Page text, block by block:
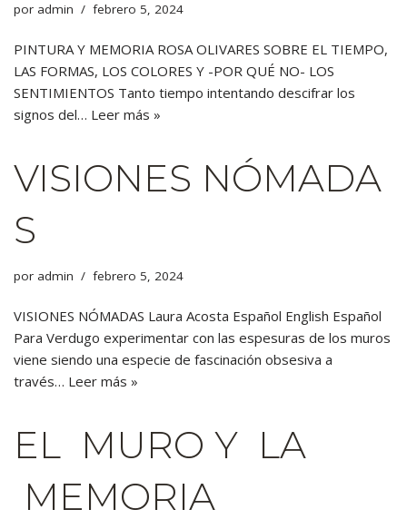
por admin febrero 5, 2024
PINTURA Y MEMORIA ROSA OLIVARES SOBRE EL TIEMPO,
LAS FORMAS, LOS COLORES Y -POR QUÉ NO- LOS
SENTIMIENTOS Tanto tiempo intentando descifrar los
signos del… Leer más »
VISIONES NÓMADA
S
por admin febrero 5, 2024
VISIONES NÓMADAS Laura Acosta Español English Español
Para Verdugo experimentar con las espesuras de los muros
viene siendo una especie de fascinación obsesiva a
través… Leer más »
EL MURO Y LA
MEMORIA